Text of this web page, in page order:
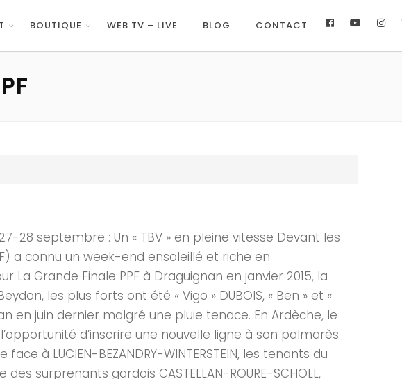
BOUTIQUE WEB TV – LIVE BLOG CONTACT
27-28 septembre : Un « TBV » en pleine vitesse Devant les
a connu un week-end ensoleillé et riche en
Grande Finale PPF à Draguignan en janvier 2015, la
les plus forts ont été « Vigo » DUBOIS, « Ben » et «
en juin dernier malgré une pluie tenace. En Ardèche, le
d’inscrire une nouvelle ligne à son palmarès
à LUCIEN-BEZANDRY-WINTERSTEIN, les tenants du
surprenants gardois CASTELLAN-ROURE-SCHOLL,